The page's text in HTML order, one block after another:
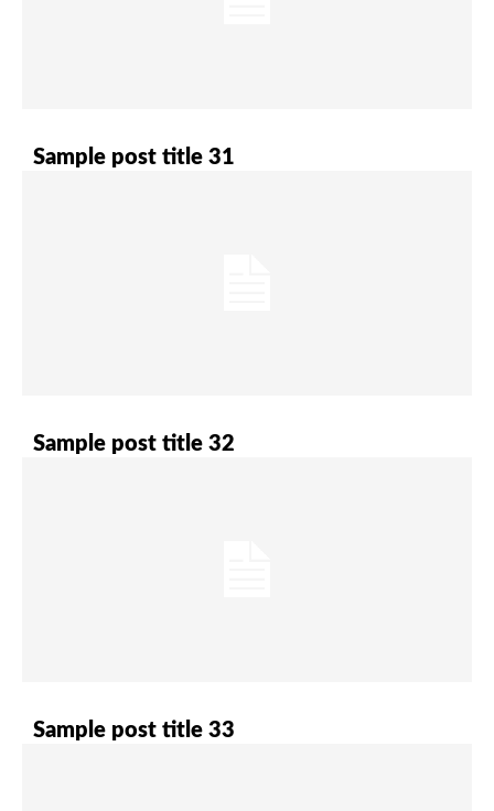
Sample post title 31
Sample post title 32
Sample post title 33